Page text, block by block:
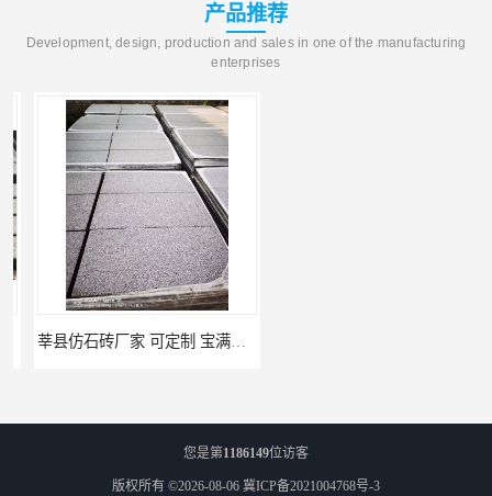
产品推荐
Development, design, production and sales in one of the manufacturing
enterprises
莘县仿石砖厂家 可定制 宝满建材
您是第1186149位访客
版权所有 ©2026-08-06 冀ICP备2021004768号-3